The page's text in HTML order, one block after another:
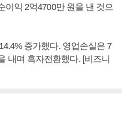
이익 2억4700만 원을 낸 것으
증가했다. 영업손실은 7
내며 흑자전환했다. [비즈니